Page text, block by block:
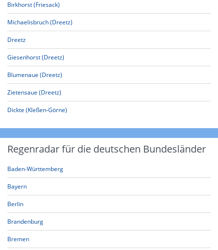
Birkhorst (Friesack)
Michaelisbruch (Dreetz)
Dreetz
Giesenhorst (Dreetz)
Blumenaue (Dreetz)
Zietensaue (Dreetz)
Dickte (Kleßen-Görne)
Regenradar für die deutschen Bundesländer
Baden-Württemberg
Bayern
Berlin
Brandenburg
Bremen